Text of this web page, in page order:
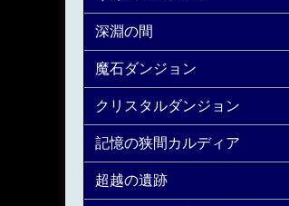
深淵の間
魔石ダンジョン
クリスタルダンジョン
記憶の狭間カルディア
超越の遺跡